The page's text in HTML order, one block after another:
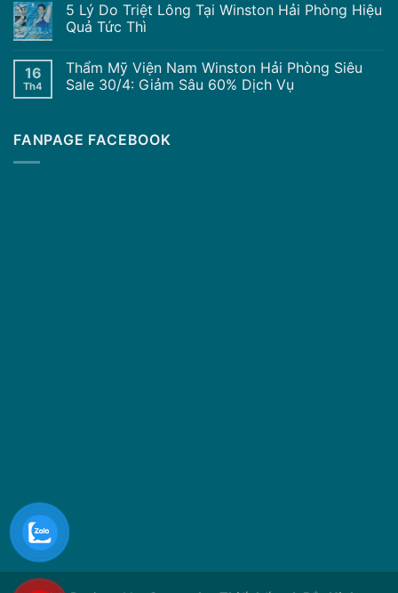
5 Lý Do Triệt Lông Tại Winston Hải Phòng Hiệu
Quả Tức Thì
16
Th4
Thẩm Mỹ Viện Nam Winston Hải Phòng Siêu
Sale 30/4: Giảm Sâu 60% Dịch Vụ
FANPAGE FACEBOOK